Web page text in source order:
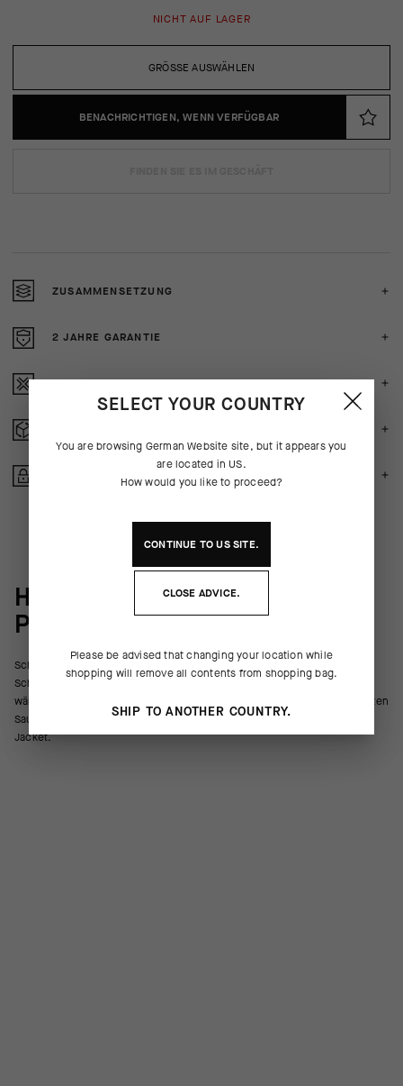
GRÖSSE AUSWÄHLEN
NICHT AUF LAGER
BENACHRICHTIGEN, WENN VERFÜGBAR
ZUSAMMENSETZUNG
2 JAHRE GARANTIE
CRASH POLICY
HINTER DEN
PRODUKTKULISSEN
Schutz für die Körpermitte und eine einfache Kombination mit weiteren
Schichten sind ideal für das Leben abseits des Fahrrads, mit
wärmespendenden Daunen, einem hohen Kragen und einem verlängerten
Saum am Rücken. Leichtere Isolierung als unsere SIGNATURE Down
Jacket.
SELECT YOUR COUNTRY
You are browsing German Website site, but it appears you
are located in US.
How would you like to proceed?
CONTINUE TOUSSITE.
CLOSE ADVICE.
Please be advised that changing your location while
shopping will remove all contents from shopping bag.
SHIP TO ANOTHER COUNTRY.